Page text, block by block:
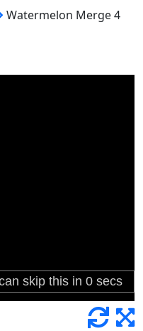
Watermelon Merge 4